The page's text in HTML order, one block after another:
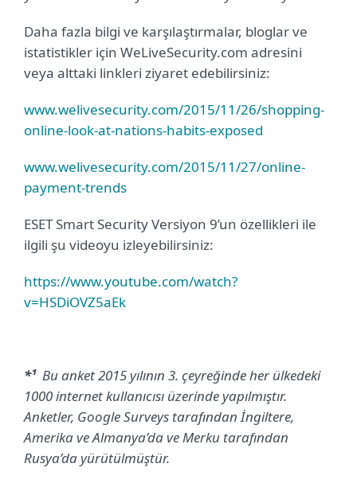
Daha fazla bilgi ve karşılaştırmalar, bloglar ve
istatistikler için WeLiveSecurity.com adresini
veya alttaki linkleri ziyaret edebilirsiniz:
www.welivesecurity.com/2015/11/26/shopping-
online-look-at-nations-habits-exposed
www.welivesecurity.com/2015/11/27/online-
payment-trends
ESET Smart Security Versiyon 9’un özellikleri ile
ilgili şu videoyu izleyebilirsiniz:
https://www.youtube.com/watch?
v=HSDiOVZ5aEk
*¹ Bu anket 2015 yılının 3. çeyreğinde her ülkedeki
1000 internet kullanıcısı üzerinde yapılmıştır.
Anketler, Google Surveys tarafından İngiltere,
Amerika ve Almanya’da ve Merku tarafından
Rusya’da yürütülmüştür.